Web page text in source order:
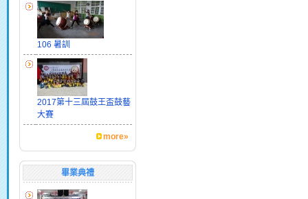
106 暑訓
2017第十三屆鼓王盃鼓藝
大賽
more»
畢業典禮